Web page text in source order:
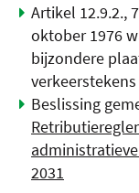
Artikel 12.9.2.,
oktober 1976
bijzondere
Beslissing
2031